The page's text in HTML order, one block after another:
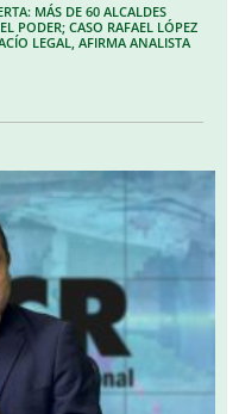
MÁS DE 60 ALCALDES
PODER; CASO RAFAEL LÓPEZ
LEGAL, AFIRMA ANALISTA